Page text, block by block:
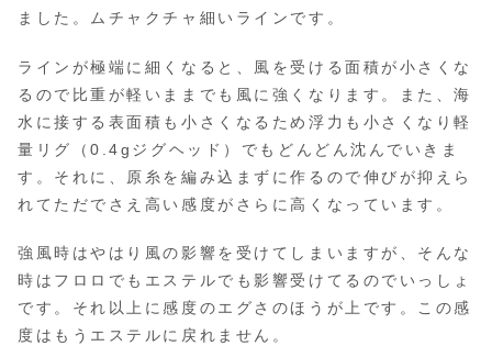
ました。ムチャクチャ細いラインです。
ラインが極端に細くなると、風を受ける面積が小さくな
るので比重が軽いままでも風に強くなります。また、海
水に接する表面積も小さくなるため浮力も小さくなり軽
量リグ（0.4gジグヘッド）でもどんどん沈んでいきま
す。それに、原糸を編み込まずに作るので伸びが抑えら
れてただでさえ高い感度がさらに高くなっています。
強風時はやはり風の影響を受けてしまいますが、そんな
時はフロロでもエステルでも影響受けてるのでいっしょ
です。それ以上に感度のエグさのほうが上です。この感
度はもうエステルに戻れません。